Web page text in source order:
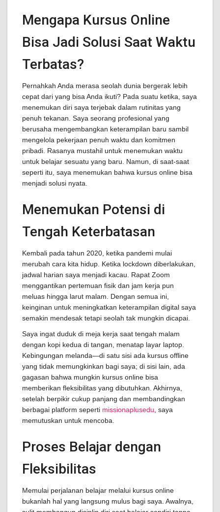
Mengapa Kursus Online
Bisa Jadi Solusi Saat Waktu
Terbatas?
Pernahkah Anda merasa seolah dunia bergerak lebih
cepat dari yang bisa Anda ikuti? Pada suatu ketika, saya
menemukan diri saya terjebak dalam rutinitas yang
penuh tekanan. Saya seorang profesional yang
berusaha mengembangkan keterampilan baru sambil
mengelola pekerjaan penuh waktu dan komitmen
pribadi. Rasanya mustahil untuk menemukan waktu
untuk belajar sesuatu yang baru. Namun, di saat-saat
seperti itu, saya menemukan bahwa kursus online bisa
menjadi solusi nyata.
Menemukan Potensi di
Tengah Keterbatasan
Kembali pada tahun 2020, ketika pandemi mulai
merubah cara kita hidup. Ketika lockdown diberlakukan,
jadwal harian saya menjadi kacau. Rapat Zoom
menggantikan pertemuan fisik dan jam kerja pun
meluas hingga larut malam. Dengan semua ini,
keinginan untuk meningkatkan keterampilan digital saya
semakin mendesak tetapi seolah tak mungkin dicapai.
Saya ingat duduk di meja kerja saat tengah malam
dengan kopi kedua di tangan, menatap layar laptop.
Kebingungan melanda—di satu sisi ada kursus offline
yang tidak memungkinkan bagi saya; di sisi lain, ada
gagasan bahwa mungkin kursus online bisa
memberikan fleksibilitas yang dibutuhkan. Akhirnya,
setelah berpikir cukup panjang dan membandingkan
berbagai platform seperti missionaplusedu , saya
memutuskan untuk mencoba.
Proses Belajar dengan
Fleksibilitas
Memulai perjalanan belajar melalui kursus online
bukanlah hal yang langsung mulus bagi saya. Awalnya,